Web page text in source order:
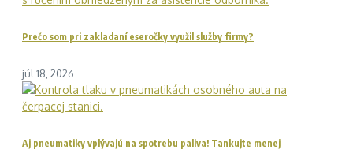
Prečo som pri zakladaní eseročky využil služby firmy?
júl 18, 2026
Aj pneumatiky vplývajú na spotrebu paliva! Tankujte menej